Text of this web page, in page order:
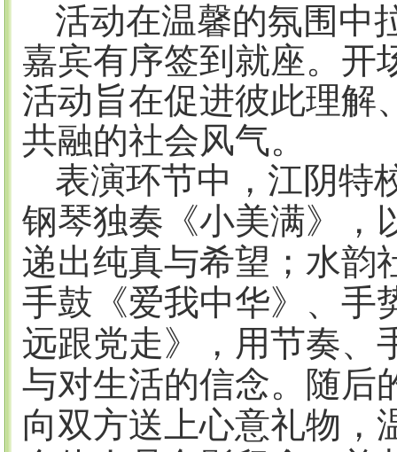
活动在温馨的氛围中
嘉宾有序签到就座。 开
活动旨在促进彼此理解
共融的社会风气。
表演环节中，江阴特
钢琴独奏《小美满》，
递出纯真与希望；水韵
手鼓《爱我中华》、手
远跟党走》，用节奏、
与对生活的信念。随后
向双方送上心意礼物，